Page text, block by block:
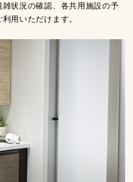
状況の確認、各共用施設の予
用いただけます。